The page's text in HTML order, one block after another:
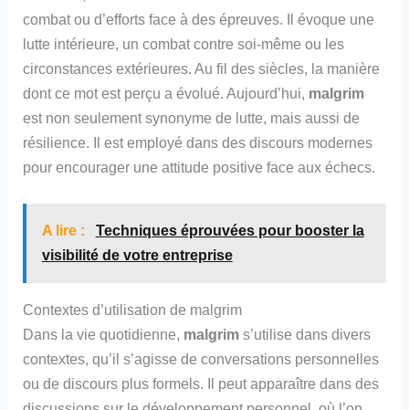
combat ou d’efforts face à des épreuves. Il évoque une
lutte intérieure, un combat contre soi-même ou les
circonstances extérieures. Au fil des siècles, la manière
dont ce mot est perçu a évolué. Aujourd’hui, malgrim
est non seulement synonyme de lutte, mais aussi de
résilience. Il est employé dans des discours modernes
pour encourager une attitude positive face aux échecs.
A lire :
Techniques éprouvées pour booster la
visibilité de votre entreprise
Contextes d’utilisation de malgrim
Dans la vie quotidienne, malgrim s’utilise dans divers
contextes, qu’il s’agisse de conversations personnelles
ou de discours plus formels. Il peut apparaître dans des